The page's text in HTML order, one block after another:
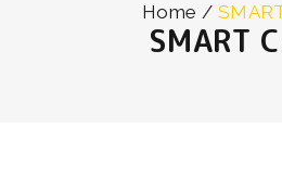
Home/
SMART